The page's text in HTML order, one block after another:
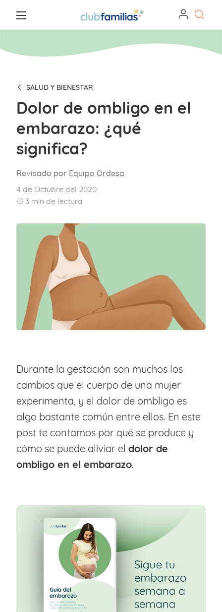
SALUD Y BIENESTAR
Dolor de ombligo en el
embarazo: ¿qué
significa?
Revisado por Equipo Ordesa
4 de Octubre del 2020
3min de lectura
Durante la gestación son muchos los
cambios que el cuerpo de una mujer
experimenta, y el dolor de ombligo es
algo bastante común entre ellos. En este
post te contamos por qué se produce y
cómo se puede aliviar el dolor de
ombligo en el embarazo.